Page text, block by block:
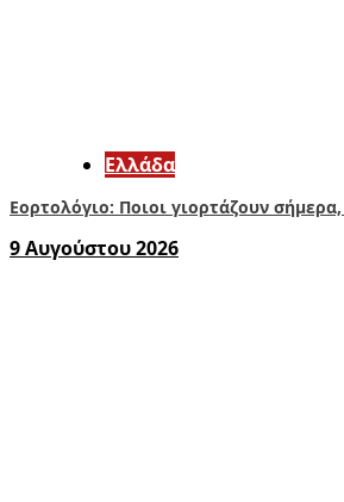
Ελλάδα
Εορτολόγιο: Ποιοι γιορτάζουν
9 Αυγούστου 2026